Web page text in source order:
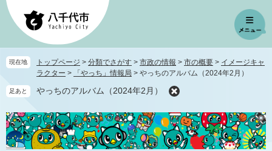
ペ
先
頭
す
メ
を
飛
し
本
文
へ
現在地 トップページ > 分類でさがす > 市政の情報 > 市の概要 > イメージキャ
ラクター > 「やっち」情報局 > やっちのアルバム（2024年2月）
足あと やっちのアルバム（2024年2月）